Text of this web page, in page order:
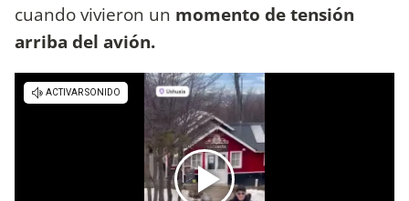
cuando vivieron un momento de tensión
arriba del avión.